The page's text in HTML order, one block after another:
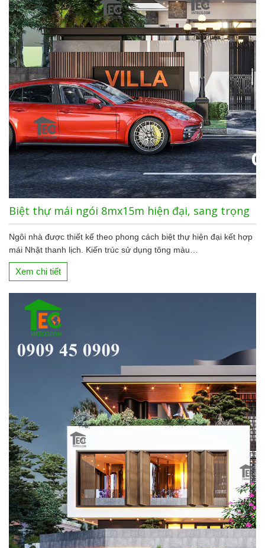
Biệt thự mái ngói 8mx15m hiện đại, sang trọng
Ngôi nhà được thiết kế theo phong cách biệt thự hiện đại kết hợp
mái Nhật thanh lịch. Kiến trúc sử dụng tông màu…
Xem chi tiết